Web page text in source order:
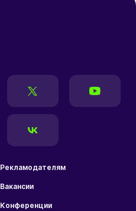
Рекламодателям
Вакансии
Конференции